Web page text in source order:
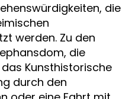
die
werden. Zu den
die
Kunsthistorische
durch den